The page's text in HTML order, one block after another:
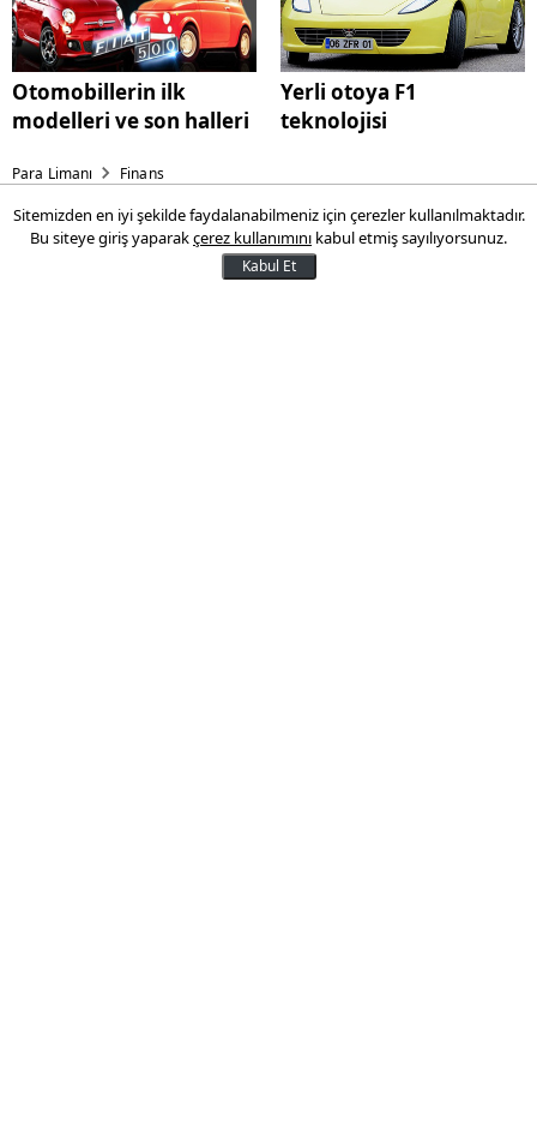
Otomobillerin ilk
modelleri ve son halleri
Yerli otoya F1
teknolojisi
Para Limanı Finans
Dolar dört gündür düşüyor
ABD doları üst üste dört gündür düşüyor.
Sitemizden en iyi şekilde faydalanabilmeniz için çerezler kullanılmaktadır.
Bu siteye giriş yaparakçerez kullanımını kabul etmiş sayılıyorsunuz.
Kabul Et